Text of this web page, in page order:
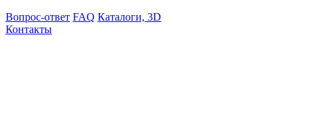
Вопрос-ответ FAQ Каталоги, 3D
Контакты